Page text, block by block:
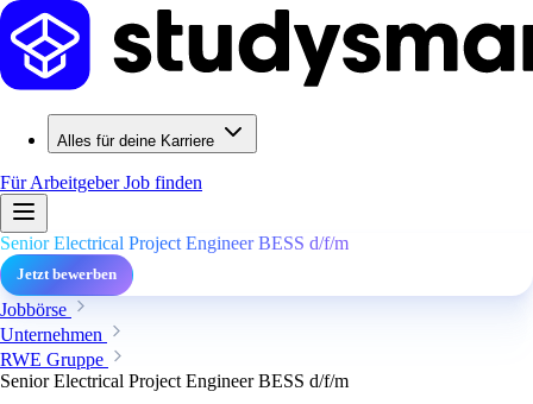
Alles für deine Karriere
Für ArbeitgeberJob finden
Senior Electrical Project Engineer BESS d/f/m
Jetzt bewerben
Jobbörse
Unternehmen
RWE Gruppe
Senior Electrical Project Engineer BESS d/f/m